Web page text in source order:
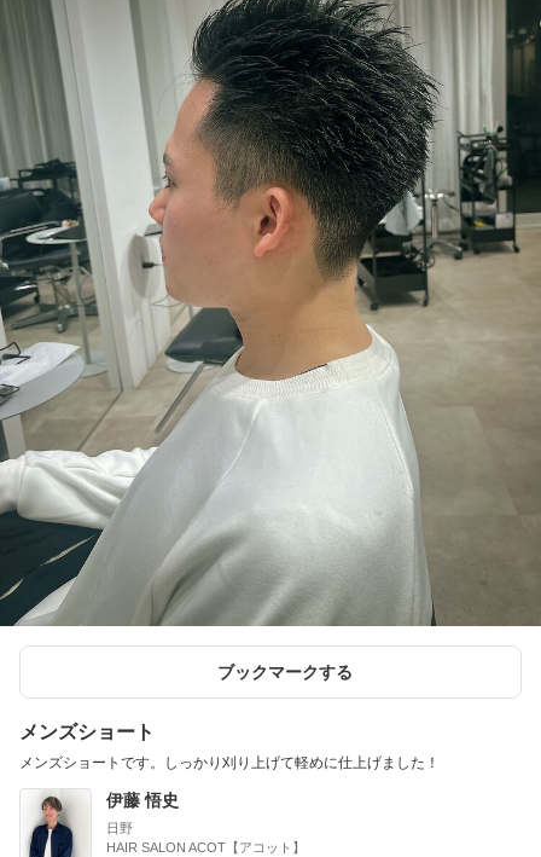
ブックマークする
メンズショート
メンズショートです。しっかり刈り上げて軽めに仕上げました！
伊藤 悟史
日野
HAIR SALON ACOT【アコット】